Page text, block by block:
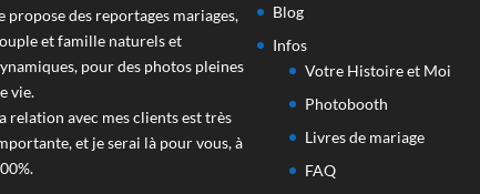
propose des reportages mariages,
et famille naturels et
pour des photos pleines
vie.
relation avec mes clients est très
et je serai là pour vous, à
Blog
Infos
Votre Histoire et Moi
Photobooth
Livres de mariage
FAQ